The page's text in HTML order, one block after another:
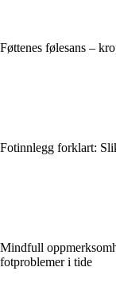
Føttenes følesans –
Fotinnlegg forklart:
Mindfull
fotproblemer i tide